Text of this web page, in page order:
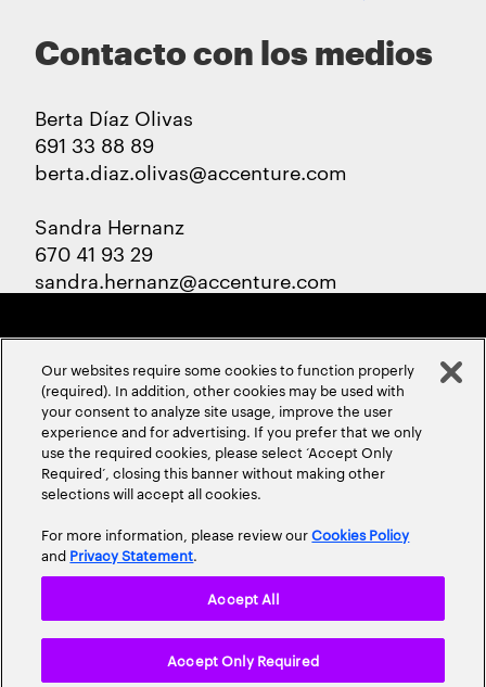
Contacto con los medios
Berta Díaz Olivas
691 33 88 89
berta.diaz.olivas@accenture.com
Sandra Hernanz
670 41 93 29
sandra.hernanz@accenture.com
ABOUT USCONTACT US CAREERSLOCATIONS
Site Map
Our websites require some cookies to function properly
(required). In addition, other cookies may be used with
your consent to analyze site usage, improve the user
experience and for advertising. If you prefer that we only
use the required cookies, please select ‘Accept Only
Required’, closing this banner without making other
selections will accept all cookies.
For more information, please review ourCookies Policy
and Privacy Statement.
Accept Only Required
Accept All